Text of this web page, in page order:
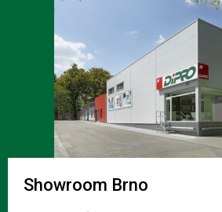
Showroom Brno